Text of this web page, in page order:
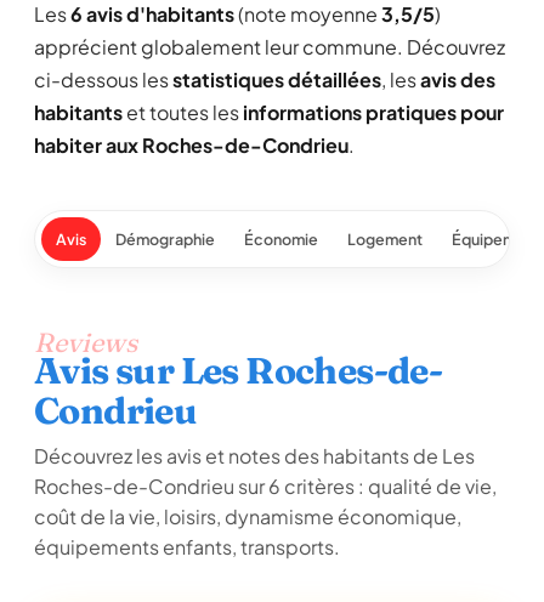
Les6 avis d'habitants(note moyenne3,5/5)
apprécient globalement leur commune. Découvrez
ci-dessous lesstatistiques détaillées, lesavis des
habitantset toutes lesinformations pratiques pour
habiter aux Roches-de-Condrieu.
Avis Démographie Économie Logement
Reviews
Avis sur Les Roches-de-
Condrieu
Découvrez les avis et notes des habitants de Les
Roches-de-Condrieu sur 6 critères : qualité de vie,
coût de la vie, loisirs, dynamisme économique,
équipements enfants, transports.